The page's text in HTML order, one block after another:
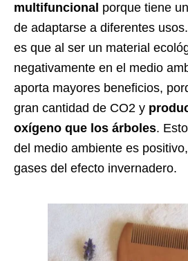
multifuncional porque tiene
de adaptarse a diferentes
es que al ser un material
negativamente en el medio
aporta mayores beneficios,
gran cantidad de CO2 y
oxígeno que los árboles.
del medio ambiente es
gases del efecto invernadero.